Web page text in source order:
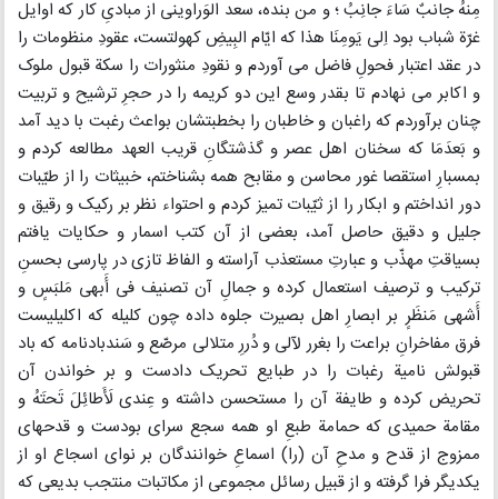
مِنهُ جانبٌ سَاءَ جانِبُ ؛ و من بنده، سعد الوَراوینی از مبادیِ کار که اوایل
غرّة شباب بود اِلی یَومِنَا هذا که ایّام البِیضِ کهولتست، عقودِ منظومات را
در عقد اعتبار فحولِ فاضل می آوردم و نقودِ منثورات را سکة قبول ملوک
و اکابر می نهادم تا بقدر وسع این دو کریمه را در حجرِ ترشیح و تربیت
چنان برآوردم که راغبان و خاطبان را بخطبتشان بواعث رغبت با دید آمد
و بَعدَمَا که سخنان اهل عصر و گذشتگانِ قریب العهد مطالعه کردم و
بمسبارِ استقصا غور محاسن و مقابح همه بشناختم، خبیثات را از طیّبات
دور انداختم و ابکار را از ثیّبات تمیز کردم و احتواء نظر بر رکیک و رقیق و
جلیل و دقیق حاصل آمد، بعضی از آن کتب اسمار و حکایات یافتم
بسیاقتِ مهذّب و عبارتِ مستعذب آراسته و الفاظ تازی در پارسی بحسنِ
ترکیب و ترصیف استعمال کرده و جمالِ آن تصنیف فی أَبهی مَلبَسٍ و
أَشهی مَنظَرٍ بر ابصارِ اهل بصیرت جلوه داده چون کلیله که اکلیلیست
فرق مفاخرانِ براعت را بغرر لآلی و دُررِ متلالی مرصّع و سَندبادنامه که باد
قبولش نامیة رغبات را در طبایع تحریک دادست و بر خواندن آن
تحریض کرده و طایفة آن را مستحسن داشته و عِندی لَأَطائِلَ تَحتَهُ و
مقامة حمیدی که حمامة طبعِ او همه سجع سرای بودست و قدحهای
ممزوج از قدح و مدحِ آن (را) اسماعِ خوانندگان بر نوای اسجاع او از
یکدیگر فرا گرفته و از قبیل رسائل مجموعی از مکاتبات منتجب بدیعی که